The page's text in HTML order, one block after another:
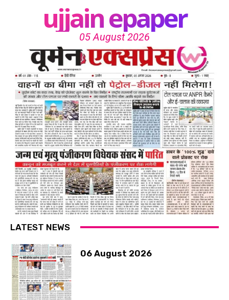
ujjain epaper
05 August 2026
LATEST NEWS
06 August 2026